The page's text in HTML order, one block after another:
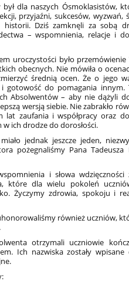
dla naszych Ósmoklasistów,
przyjaźni, sukcesów,
historii. Dziś zamknęli za sobą
– wspomnienia, relacje i
uroczystości było
obecnych. Nie mówiła o
średnią ocen. Że o jego
gotowość do pomagania innym.
Absolwentów – aby nie dążyli
wersją siebie. Nie zabrakło
lat zaufania i współpracy oraz
ich drodze do dorosłości.
jednak jeszcze jeden,
pożegnaliśmy Pana
i słowa
które dla wielu pokoleń
Życzymy zdrowia, spokoju i
również uczniów,
otrzymali uczniowie
Ich nazwiska zostały